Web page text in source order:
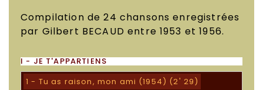
Compilation de 24 chansons enregistrées
par Gilbert BECAUD entre 1953 et 1956.
I - JE T'APPARTIENS
1 - Tu as raison, mon ami (1954) (2' 29)